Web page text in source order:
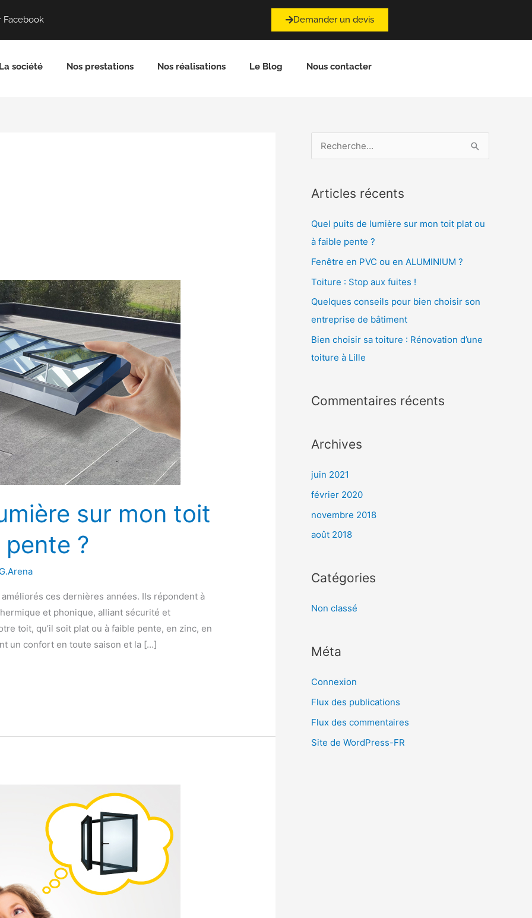
Facebook Demander un devis
La société Nos prestations Nos réalisations Le Blog Nous contacter
sur mon toit
?
G.Arena
ces dernières années. Ils répondent à
et phonique, alliant sécurité et
toit, qu’il soit plat ou à faible pente, en zinc, en
un confort en toute saison et la […]
h
e
r
r
:
Articles récents
Quel puits de lumière sur mon toit plat ou
à faible pente ?
Fenêtre en PVC ou en ALUMINIUM ?
Toiture : Stop aux fuites !
Quelques conseils pour bien choisir son
entreprise de bâtiment
Bien choisir sa toiture : Rénovation d’une
toiture à Lille
Commentaires récents
Archives
juin 2021
février 2020
novembre 2018
août 2018
Catégories
Non classé
Méta
Connexion
Flux des publications
Flux des commentaires
Site de WordPress-FR